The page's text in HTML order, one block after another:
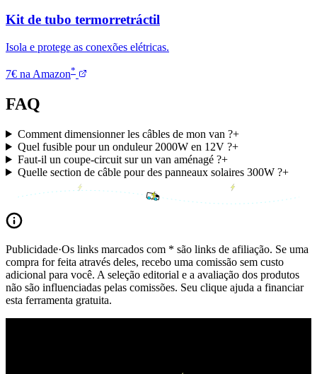
Kit de tubo termorretráctil
Isola e protege as conexões elétricas.
7€ na Amazon*
FAQ
Comment dimensionner les câbles de mon van ?+
Quel fusible pour un onduleur 2000W en 12V ?+
Faut-il un coupe-circuit sur un van aménagé ?+
Quelle section de câble pour des panneaux solaires 300W ?+
Publicidade·Os links marcados com * são links de afiliação. Se uma
compra for feita através deles, recebo uma comissão sem custo
adicional para você. A seleção editorial e a avaliação dos produtos
não são influenciadas pelas comissões. Seu clique ajuda a financiar
esta ferramenta gratuita.